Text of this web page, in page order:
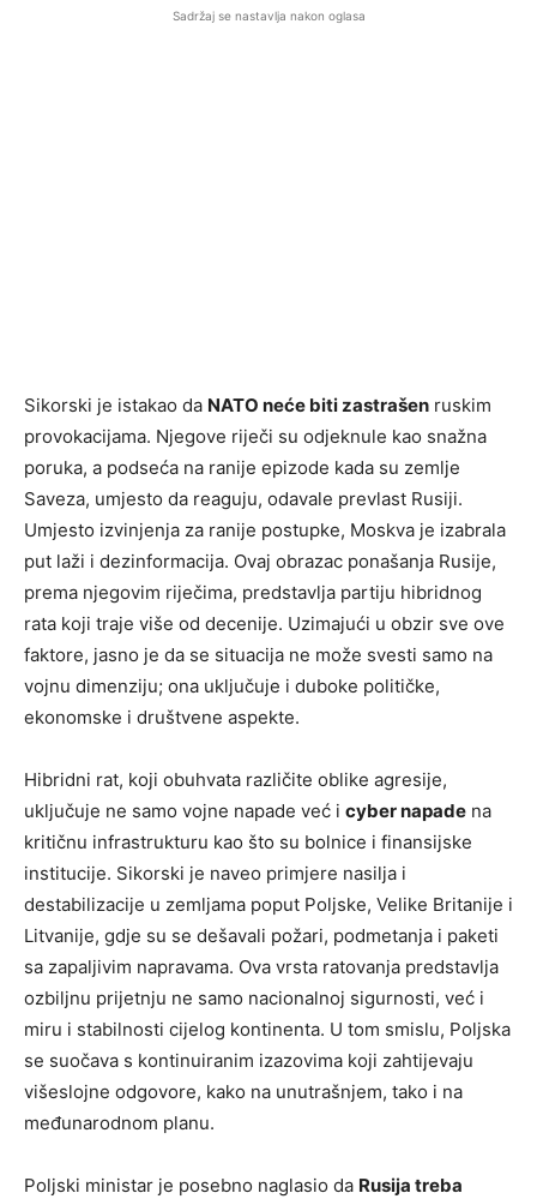
Sadržaj se nastavlja nakon oglasa
Sikorski je istakao da NATO neće biti zastrašen ruskim
provokacijama. Njegove riječi su odjeknule kao snažna
poruka, a podseća na ranije epizode kada su zemlje
Saveza, umjesto da reaguju, odavale prevlast Rusiji.
Umjesto izvinjenja za ranije postupke, Moskva je izabrala
put laži i dezinformacija. Ovaj obrazac ponašanja Rusije,
prema njegovim riječima, predstavlja partiju hibridnog
rata koji traje više od decenije. Uzimajući u obzir sve ove
faktore, jasno je da se situacija ne može svesti samo na
vojnu dimenziju; ona uključuje i duboke političke,
ekonomske i društvene aspekte.
Hibridni rat, koji obuhvata različite oblike agresije,
uključuje ne samo vojne napade već i cyber napade na
kritičnu infrastrukturu kao što su bolnice i finansijske
institucije. Sikorski je naveo primjere nasilja i
destabilizacije u zemljama poput Poljske, Velike Britanije i
Litvanije, gdje su se dešavali požari, podmetanja i paketi
sa zapaljivim napravama. Ova vrsta ratovanja predstavlja
ozbiljnu prijetnju ne samo nacionalnoj sigurnosti, već i
miru i stabilnosti cijelog kontinenta. U tom smislu, Poljska
se suočava s kontinuiranim izazovima koji zahtijevaju
višeslojne odgovore, kako na unutrašnjem, tako i na
međunarodnom planu.
Poljski ministar je posebno naglasio da Rusija treba